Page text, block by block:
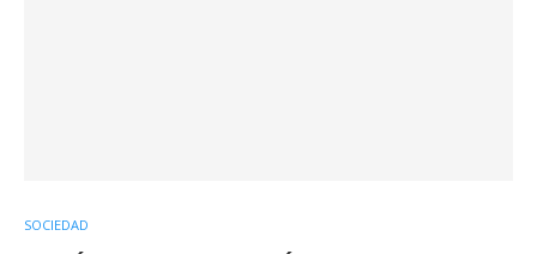
SOCIEDAD